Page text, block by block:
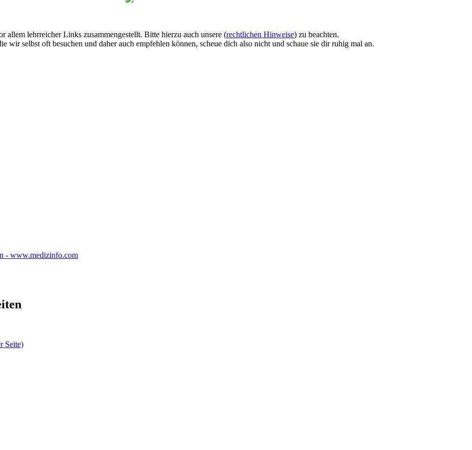
lehrreicher Links zusammengestellt. Bitte hierzu auch unsere (rechtlichen Hinweise) zu beachten.
wir selbst oft besuchen und daher auch empfehlen können, scheue dich also nicht und schaue sie dir ruhig mal an.
- www.medizinfo.com
Seite)